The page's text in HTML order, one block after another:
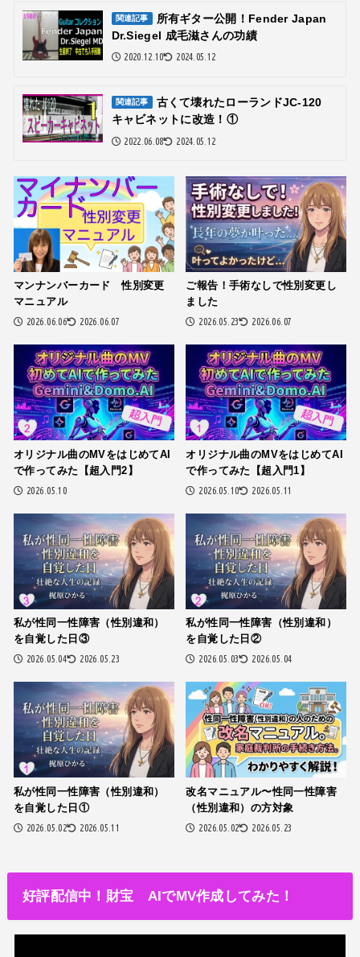
関連記事
所有ギター公開！Fender Japan
Dr.Siegel 成毛滋さんの功績
2020.12.10 2024.05.12
関連記事
古くて壊れたローランドJC-120
キャビネットに改造！①
2022.06.08 2024.05.12
マンナンバーカード 性別変更
マニュアル
2026.06.06 2026.06.07
ご報告！手術なしで性別変更し
ました
2026.05.23 2026.06.07
オリジナル曲のMVをはじめてAI
で作ってみた【超入門2】
2026.05.10
オリジナル曲のMVをはじめてAI
で作ってみた【超入門1】
2026.05.10 2026.05.11
私が性同一性障害（性別違和）
を自覚した日③
2026.05.04 2026.05.23
私が性同一性障害（性別違和）
を自覚した日②
2026.05.03 2026.05.04
私が性同一性障害（性別違和）
を自覚した日①
2026.05.02 2026.05.11
改名マニュアル〜性同一性障害
（性別違和）の方対象
2026.05.02 2026.05.23
好評配信中！財宝 AIでMV作成してみた！